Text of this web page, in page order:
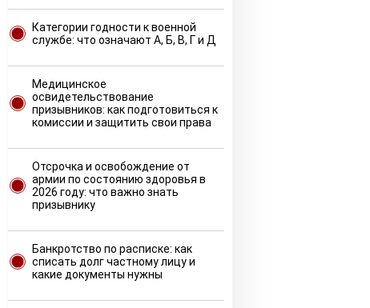
Категории годности к военной
службе: что означают А, Б, В, Г и Д
Медицинское
освидетельствование
призывников: как подготовиться к
комиссии и защитить свои права
Отсрочка и освобождение от
армии по состоянию здоровья в
2026 году: что важно знать
призывнику
Банкротство по расписке: как
списать долг частному лицу и
какие документы нужны